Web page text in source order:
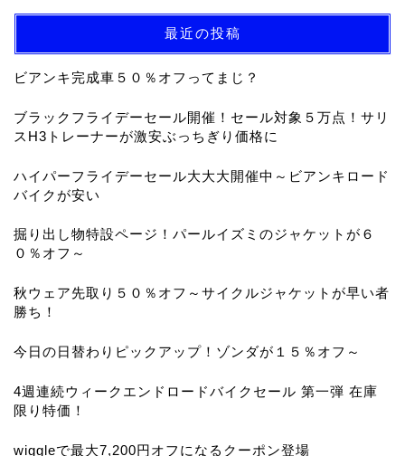
最近の投稿
ビアンキ完成車５０％オフってまじ？
ブラックフライデーセール開催！セール対象５万点！サリ
スH3トレーナーが激安ぶっちぎり価格に
ハイパーフライデーセール大大大開催中～ビアンキロード
バイクが安い
掘り出し物特設ページ！パールイズミのジャケットが６
０％オフ～
秋ウェア先取り５０％オフ～サイクルジャケットが早い者
勝ち！
今日の日替わりピックアップ！ゾンダが１５％オフ～
4週連続ウィークエンドロードバイクセール 第一弾 在庫
限り特価！
wiggleで最大7,200円オフになるクーポン登場